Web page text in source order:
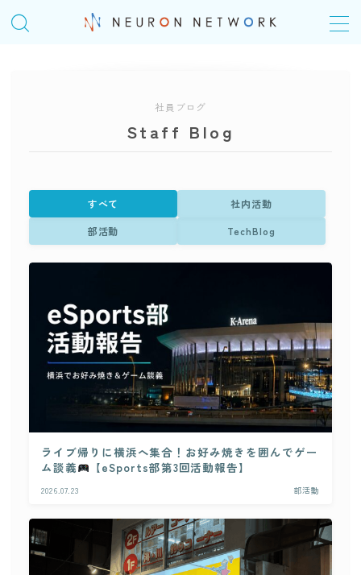
会社概要
＠Homeday
個人の成長シナリオ、キャリアパス
ITエンジニアリングサービス(SES)
生命保険・損害保険システム開発​
クレジットカード業務システム開発
Microsoft 製品導入サービス​
Webアプリケーション開発​
PLMシステム開発
コンサルティングサービス
Microsoft365 導入・運用支援サービス
教師データ作成代行サービス
社員ブログ
Staff Blog
すべて
社内活動
部活動
TechBlog
ライブ帰りに横浜へ集合！お好み焼きを囲んでゲー
ム談義
【eSports部第3回活動報告】
2026.07.23 部活動